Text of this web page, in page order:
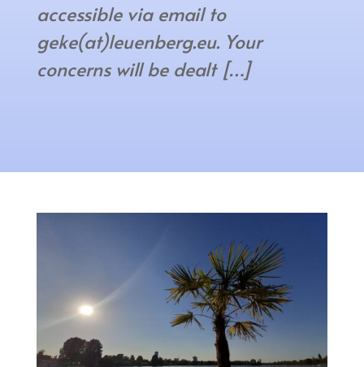
accessible via email to
geke(at)leuenberg.eu. Your
concerns will be dealt […]